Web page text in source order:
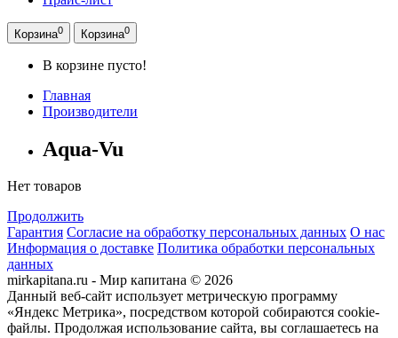
Корзина0 Корзина0
В корзине пусто!
Главная
Производители
Aqua-Vu
Нет товаров
Продолжить
Гарантия Согласие на обработку персональных данных О нас
Информация о доставке Политика обработки персональных
данных
mirkapitana.ru - Мир капитана © 2026
Данный веб-сайт использует метрическую программу
«Яндекс Метрика», посредством которой собираются cookie-
файлы. Продолжая использование сайта, вы соглашаетесь на